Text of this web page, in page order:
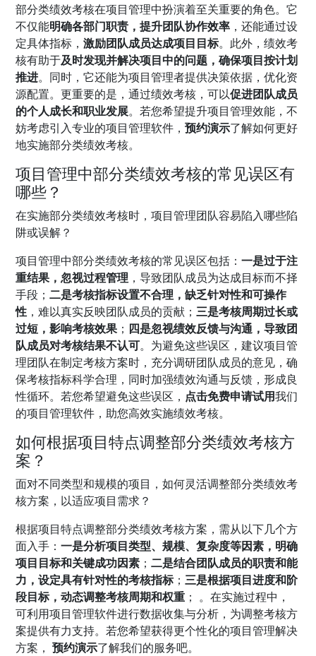
部分类绩效考核在项目管理中扮演着至关重要的角色。它
不仅能明确各部门职责，提升团队协作效率 ，还能通过设
定具体指标，激励团队成员达成项目目标。此外，绩效考
核有助于及时发现并解决项目中的问题，确保项目按计划
推进。同时，它还能为项目管理者提供决策依据，优化资
源配置。更重要的是，通过绩效考核，可以促进团队成员
的个人成长和职业发展。若您希望提升项目管理效能，不
妨考虑引入专业的项目管理软件，预约演示了解如何更好
地实施部分类绩效考核。
项目管理中部分类绩效考核的常见误区有
哪些？
在实施部分类绩效考核时，项目管理团队容易陷入哪些陷
阱或误解？
项目管理中部分类绩效考核的常见误区包括：一是过于注
重结果，忽视过程管理 ，导致团队成员为达成目标而不择
手段；二是考核指标设置不合理，缺乏针对性和可操作
性 ，难以真实反映团队成员的贡献；三是考核周期过长或
过短，影响考核效果 ； 四是忽视绩效反馈与沟通，导致团
队成员对考核结果不认可。为避免这些误区，建议项目管
理团队在制定考核方案时，充分调研团队成员的意见，确
保考核指标科学合理，同时加强绩效沟通与反馈，形成良
性循环。若您希望避免这些误区， 点击免费申请试用我们
的项目管理软件，助您高效实施绩效考核。
如何根据项目特点调整部分类绩效考核方
案？
面对不同类型和规模的项目，如何灵活调整部分类绩效考
核方案，以适应项目需求？
根据项目特点调整部分类绩效考核方案，需从以下几个方
面入手：一是分析项目类型、规模、复杂度等因素，明确
项目目标和关键成功因素 ；二是结合团队成员的职责和能
力，设定具有针对性的考核指标；三是根据项目进度和阶
段目标，动态调整考核周期和权重 ； 。在实施过程中，
可利用项目管理软件进行数据收集与分析，为调整考核方
案提供有力支持。若您希望获得更个性化的项目管理解决
方案，预约演示了解我们的服务吧。